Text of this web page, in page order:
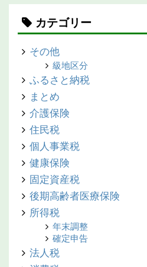
カテゴリー
その他
級地区分
ふるさと納税
まとめ
介護保険
住民税
個人事業税
健康保険
固定資産税
後期高齢者医療保険
所得税
年末調整
確定申告
法人税